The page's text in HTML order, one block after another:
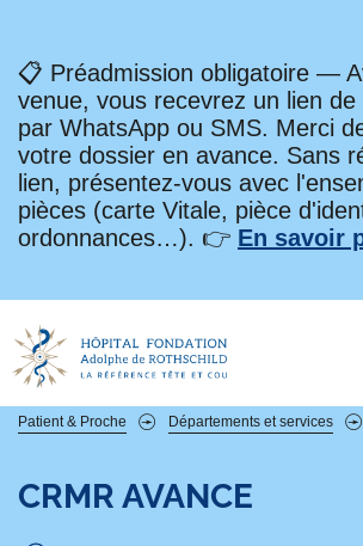
📋 Préadmission obligatoire —
venue, vous recevrez un lien de
par WhatsApp ou SMS. Merci
votre dossier en avance. Sans
lien, présentez-vous avec
pièces (carte Vitale, pièce
ordonnances…). 👉 En savoir
Fil
d'Ariane
Patient & Proche Départements et services
CRMR AVANCE